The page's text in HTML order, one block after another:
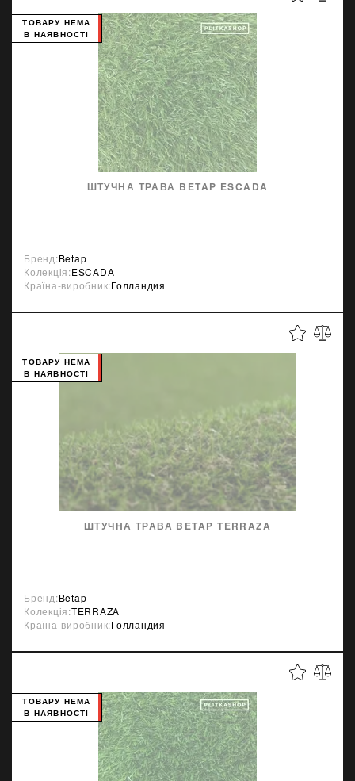
ШТУЧНА ТРАВА BETAP ESCADA
ТОВАРУ НЕМА
В НАЯВНОСТІ
Бренд:Betap
Колекція:ESCADA
Країна-виробник:Голландия
ШТУЧНА ТРАВА BETAP TERRAZA
ТОВАРУ НЕМА
В НАЯВНОСТІ
Бренд:Betap
Колекція:TERRAZA
Країна-виробник:Голландия
ТОВАРУ НЕМА
В НАЯВНОСТІ